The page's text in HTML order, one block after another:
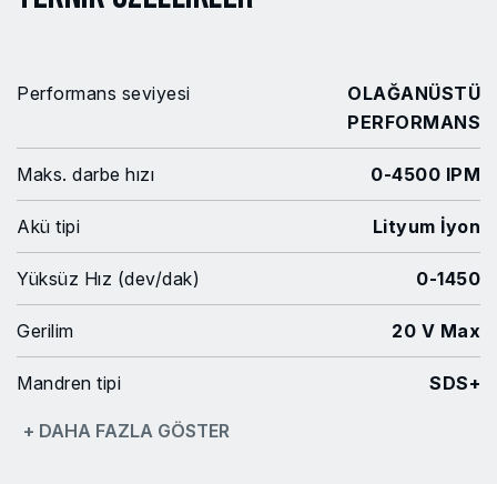
Performans seviyesi
OLAĞANÜSTÜ
PERFORMANS
Maks. darbe hızı 0-4500 IPM
Akü tipi Lityum İyon
Yüksüz Hız (dev/dak) 0-1450
Gerilim 20 V Max
Mandren tipi SDS+
Çelikte delme kapasitesi
+ DAHA FAZLA GÖSTER